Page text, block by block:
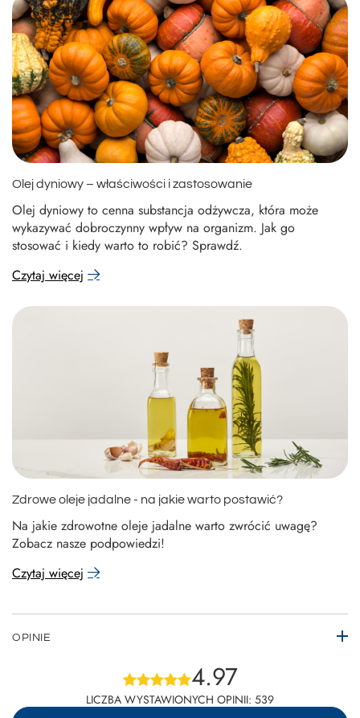
Olej dyniowy – właściwości i zastosowanie
Olej dyniowy to cenna substancja odżywcza, która może
wykazywać dobroczynny wpływ na organizm. Jak go
stosować i kiedy warto to robić? Sprawdź.
Czytaj więcej
Zdrowe oleje jadalne - na jakie warto postawić?
Na jakie zdrowotne oleje jadalne warto zwrócić uwagę?
Zobacz nasze podpowiedzi!
Czytaj więcej
OPINIE
4.97
LICZBA WYSTAWIONYCH OPINII: 539